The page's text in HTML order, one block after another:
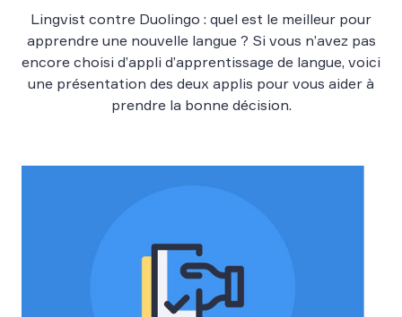
Lingvist contre Duolingo : quel est le meilleur pour
apprendre une nouvelle langue ? Si vous n’avez pas
encore choisi d’appli d’apprentissage de langue, voici
une présentation des deux applis pour vous aider à
prendre la bonne décision.